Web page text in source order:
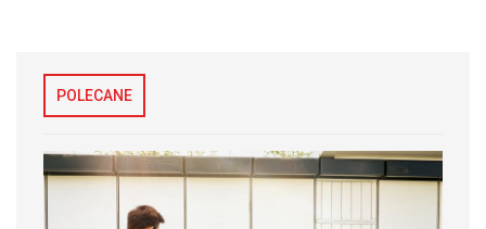
POLECANE